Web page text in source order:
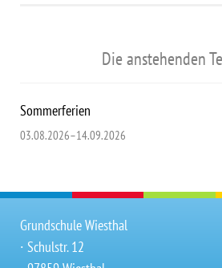
Die anstehenden
Sommerferien
03.08.2026–14.09.2026
Grundschule Wiesthal
∙ Schulstr. 12